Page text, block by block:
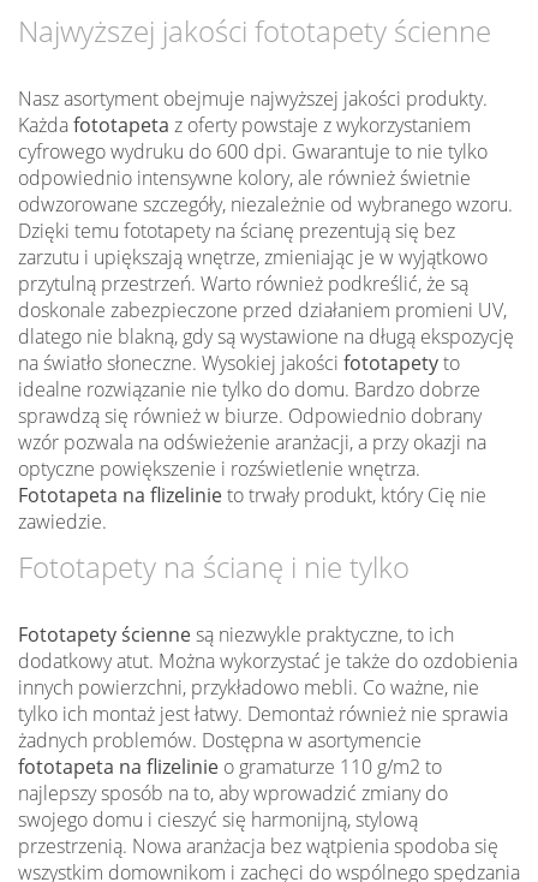
Najwyższej jakości fototapety ścienne
Nasz asortyment obejmuje najwyższej jakości produkty.
Każdafototapeta z oferty powstaje z wykorzystaniem
cyfrowego wydruku do 600 dpi. Gwarantuje to nie tylko
odpowiednio intensywne kolory, ale również świetnie
odwzorowane szczegóły, niezależnie od wybranego wzoru.
Dzięki temu fototapety na ścianę prezentują się bez
zarzutu i upiększają wnętrze, zmieniając je w wyjątkowo
przytulną przestrzeń. Warto również podkreślić, że są
doskonale zabezpieczone przed działaniem promieni UV,
dlatego nie blakną, gdy są wystawione na długą ekspozycję
na światło słoneczne. Wysokiej jakości fototapetyto
idealne rozwiązanie nie tylko do domu. Bardzo dobrze
sprawdzą się również w biurze. Odpowiednio dobrany
wzór pozwala na odświeżenie aranżacji, a przy okazji na
optyczne powiększenie i rozświetlenie wnętrza.
Fototapeta na flizelinieto trwały produkt, który Cię nie
zawiedzie.
Fototapety na ścianę i nie tylko
Fototapety ściennesą niezwykle praktyczne, to ich
dodatkowy atut. Można wykorzystać je także do ozdobienia
innych powierzchni, przykładowo mebli. Co ważne, nie
tylko ich montaż jest łatwy. Demontaż również nie sprawia
żadnych problemów. Dostępna w asortymencie
fototapeta na flizelinie o gramaturze 110 g/m2 to
najlepszy sposób na to, aby wprowadzić zmiany do
swojego domu i cieszyć się harmonijną, stylową
przestrzenią. Nowa aranżacja bez wątpienia spodoba się
wszystkim domownikom i zachęci do wspólnego spędzania